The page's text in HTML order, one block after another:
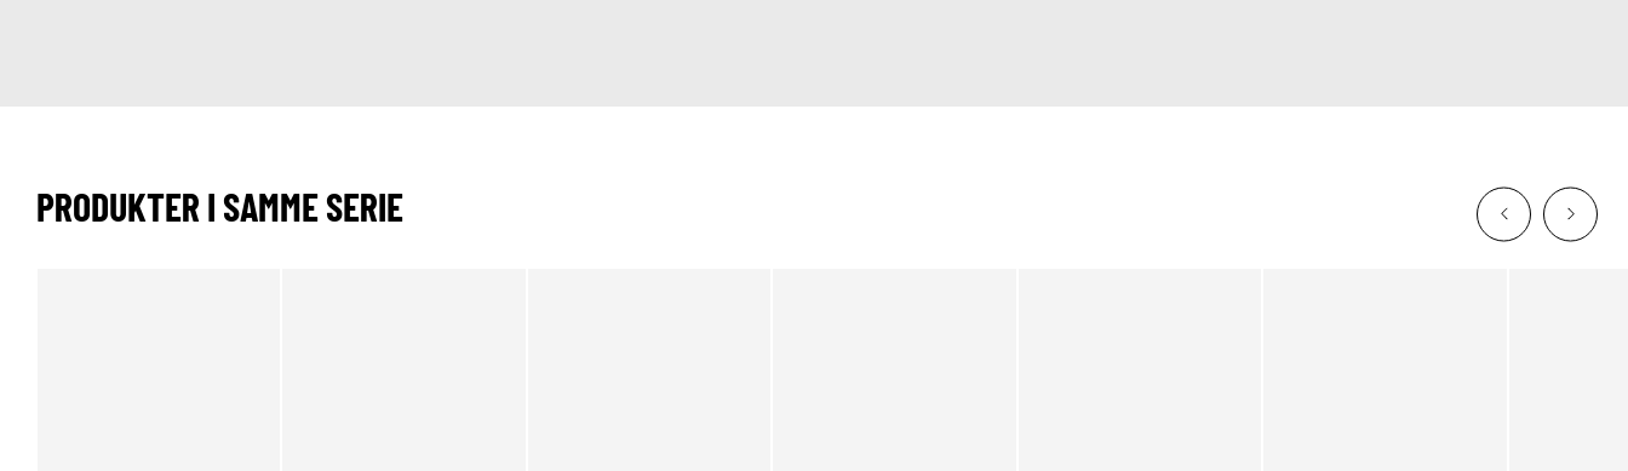
PRODUKTER I SAMME SERIE